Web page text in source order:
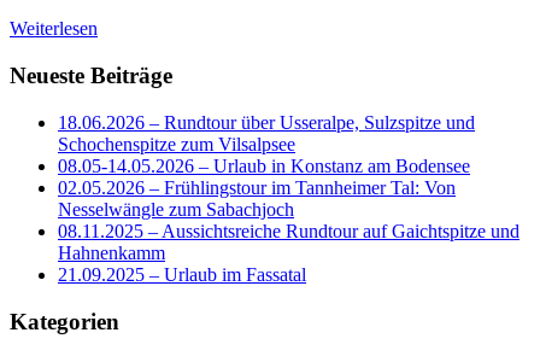
Weiterlesen
Neueste Beiträge
18.06.2026 – Rundtour über Usseralpe, Sulzspitze und
Schochenspitze zum Vilsalpsee
08.05-14.05.2026 – Urlaub in Konstanz am Bodensee
02.05.2026 – Frühlingstour im Tannheimer Tal: Von
Nesselwängle zum Sabachjoch
08.11.2025 – Aussichtsreiche Rundtour auf Gaichtspitze und
Hahnenkamm
21.09.2025 – Urlaub im Fassatal
Kategorien